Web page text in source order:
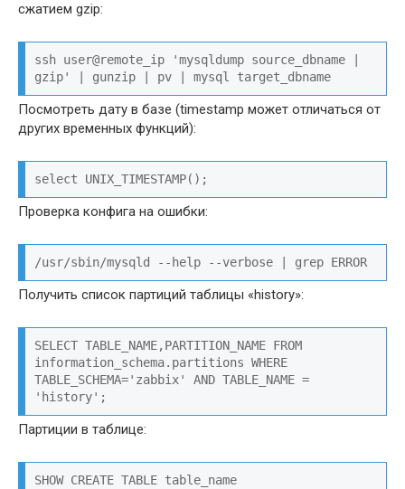
сжатием gzip:
ssh user@remote_ip 'mysqldump source_dbname |
gzip' | gunzip | pv | mysql target_dbname
Посмотреть дату в базе (timestamp может отличаться от
других временных функций):
select UNIX_TIMESTAMP();
Проверка конфига на ошибки:
/usr/sbin/mysqld --help --verbose | grep ERROR
Получить список партиций таблицы «history»:
SELECT TABLE_NAME,PARTITION_NAME FROM
information_schema.partitions WHERE
TABLE_SCHEMA='zabbix' AND TABLE_NAME =
'history';
Партиции в таблице:
SHOW CREATE TABLE table_name